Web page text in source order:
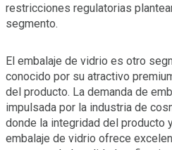
restricciones regulatorias
segmento.
El embalaje de vidrio es otro
conocido por su atractivo
del producto. La demanda de
impulsada por la industria de
donde la integridad del producto
embalaje de vidrio ofrece